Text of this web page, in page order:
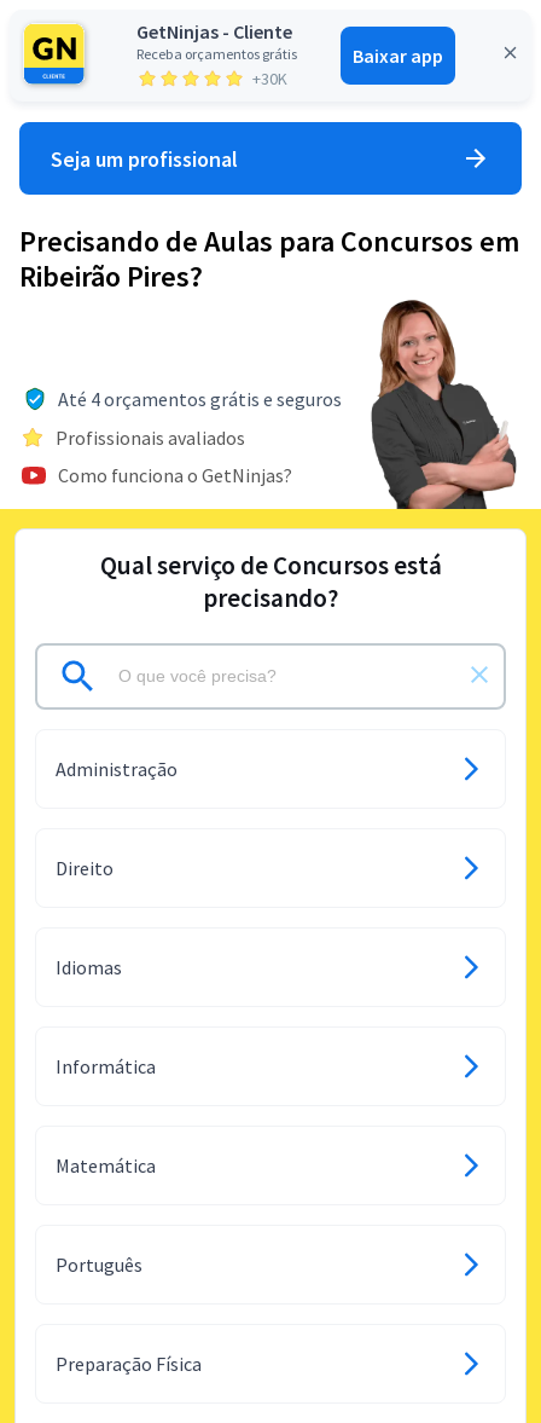
GetNinjas - Cliente
Receba orçamentos grátis
+30K
Baixar app
Entrar
Seja um profissional
Precisando de Aulas para Concursos em
Ribeirão Pires?
Até 4 orçamentos grátis e seguros
Profissionais avaliados
Como funciona o GetNinjas?
Qual serviço de Concursos está
precisando?
Administração
Direito
Idiomas
Informática
Matemática
Português
Preparação Física